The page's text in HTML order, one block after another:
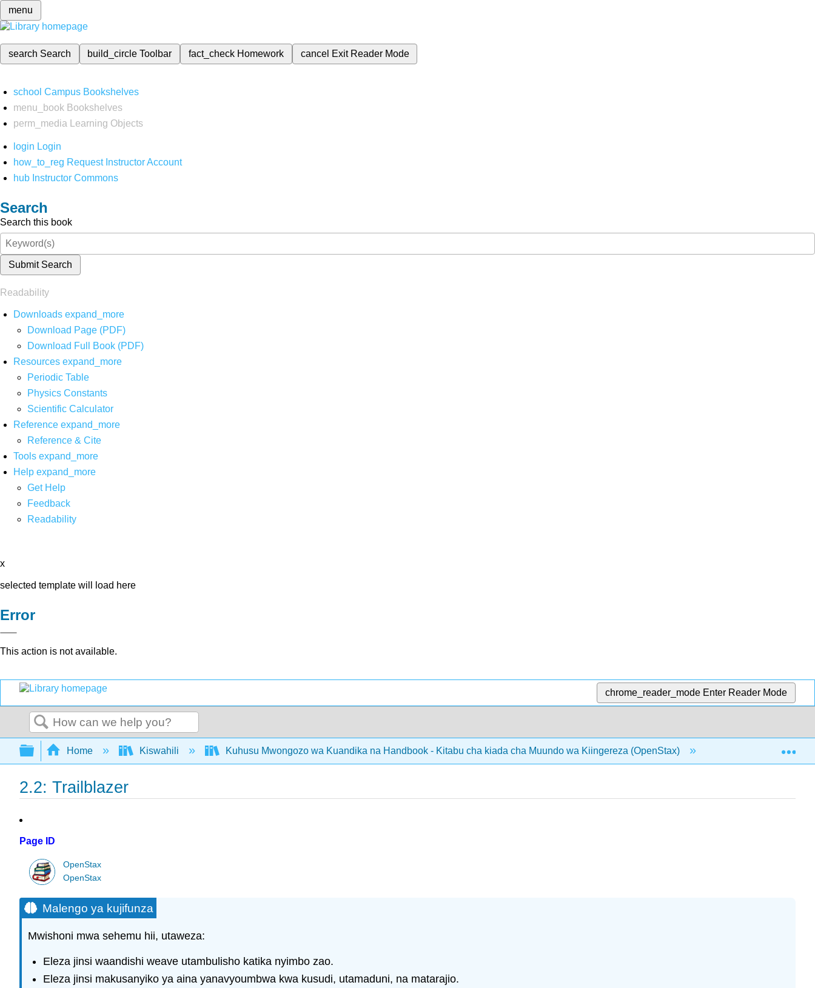
menu
search Search build_circleToolbar fact_check Homework cancel Exit Reader Mode
school Campus Bookshelves
menu_book Bookshelves
perm_media
Learning Objects
login Login
how_to_reg Request Instructor Account
hub Instructor Commons
Search
Search this book
Submit Search
Readability
Downloads expand_more
Download Page (PDF)
Download Full Book (PDF)
Resources expand_more
Periodic Table
Physics Constants
Scientific Calculator
Reference expand_more
Reference & Cite
Tools expand_more
Help expand_more
Get Help
Feedback
Readability
x
selected template will load here
Error
This action is not available.
chrome_reader_mode Enter Reader Mode
Search
Expand/collapse global hierarchy
Home Kiswahili Kuhusu Mwongozo wa Kuandika na Handbook - Kitabu cha kiada cha Muundo wa Kiingereza (OpenStax) 2: Lugha,
2.2: Trailblazer
Page ID
OpenStax
OpenStax
Malengo ya kujifunza
Mwishoni mwa sehemu hii, utaweza:
Eleza jinsi waandishi weave utambulisho katika nyimbo zao.
Eleza jinsi makusanyiko ya aina yanavyoumbwa kwa kusudi, utamaduni, na matarajio.